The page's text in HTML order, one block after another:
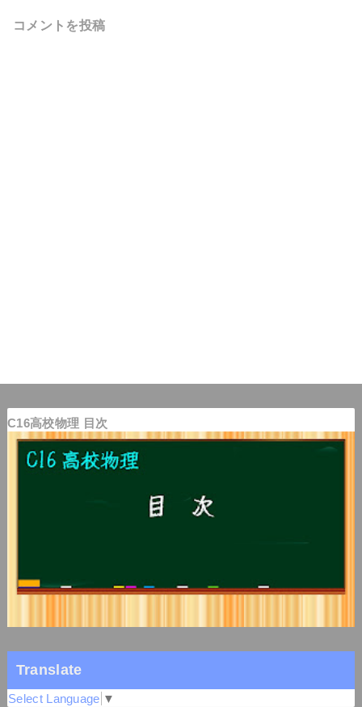
コメントを投稿
C16高校物理 目次
Translate
Select Language ▼